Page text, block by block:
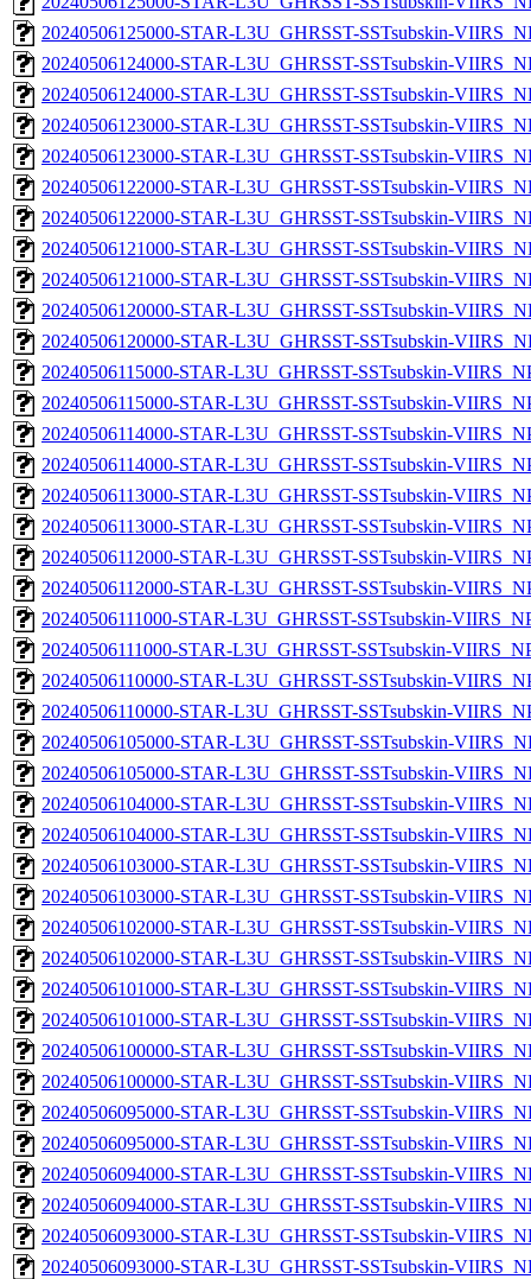
20240506125000-STAR-L3U_GHRSST-SSTsubskin-
20240506124000-STAR-L3U_GHRSST-SSTsubskin-
20240506124000-STAR-L3U_GHRSST-SSTsubskin-
20240506123000-STAR-L3U_GHRSST-SSTsubskin-
20240506123000-STAR-L3U_GHRSST-SSTsubskin-
20240506122000-STAR-L3U_GHRSST-SSTsubskin-
20240506122000-STAR-L3U_GHRSST-SSTsubskin-
20240506121000-STAR-L3U_GHRSST-SSTsubskin-
20240506121000-STAR-L3U_GHRSST-SSTsubskin-
20240506120000-STAR-L3U_GHRSST-SSTsubskin-
20240506120000-STAR-L3U_GHRSST-SSTsubskin-
20240506115000-STAR-L3U_GHRSST-SSTsubskin-
20240506115000-STAR-L3U_GHRSST-SSTsubskin-
20240506114000-STAR-L3U_GHRSST-SSTsubskin-
20240506114000-STAR-L3U_GHRSST-SSTsubskin-
20240506113000-STAR-L3U_GHRSST-SSTsubskin-
20240506113000-STAR-L3U_GHRSST-SSTsubskin-
20240506112000-STAR-L3U_GHRSST-SSTsubskin-
20240506112000-STAR-L3U_GHRSST-SSTsubskin-
20240506111000-STAR-L3U_GHRSST-SSTsubskin-
20240506111000-STAR-L3U_GHRSST-SSTsubskin-
20240506110000-STAR-L3U_GHRSST-SSTsubskin-
20240506110000-STAR-L3U_GHRSST-SSTsubskin-
20240506105000-STAR-L3U_GHRSST-SSTsubskin-
20240506105000-STAR-L3U_GHRSST-SSTsubskin-
20240506104000-STAR-L3U_GHRSST-SSTsubskin-
20240506104000-STAR-L3U_GHRSST-SSTsubskin-
20240506103000-STAR-L3U_GHRSST-SSTsubskin-
20240506103000-STAR-L3U_GHRSST-SSTsubskin-
20240506102000-STAR-L3U_GHRSST-SSTsubskin-
20240506102000-STAR-L3U_GHRSST-SSTsubskin-
20240506101000-STAR-L3U_GHRSST-SSTsubskin-
20240506101000-STAR-L3U_GHRSST-SSTsubskin-
20240506100000-STAR-L3U_GHRSST-SSTsubskin-
20240506100000-STAR-L3U_GHRSST-SSTsubskin-
20240506095000-STAR-L3U_GHRSST-SSTsubskin-
20240506095000-STAR-L3U_GHRSST-SSTsubskin-
20240506094000-STAR-L3U_GHRSST-SSTsubskin-
20240506094000-STAR-L3U_GHRSST-SSTsubskin-
20240506093000-STAR-L3U_GHRSST-SSTsubskin-
20240506093000-STAR-L3U_GHRSST-SSTsubskin-